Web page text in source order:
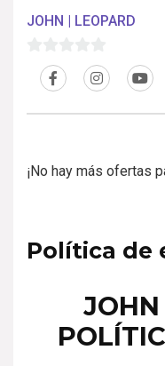
JOHN | LEOPARD
e
¡No hay más ofertas
Política de